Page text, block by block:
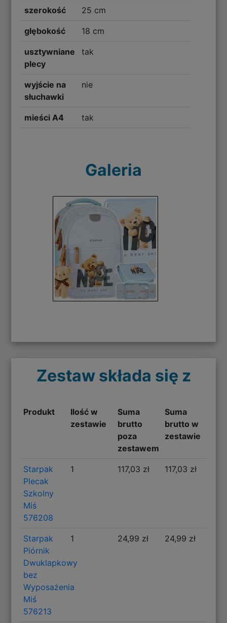
szerokość 25 cm
głębokość 18 cm
usztywniane
plecy
tak
wyjście na
słuchawki
nie
mieści A4 tak
Galeria
Zestaw składa się z
Produkt
Ilość w
zestawie
Suma
brutto
poza
zestawem
Suma
brutto w
zestawie
Starpak
Plecak
Szkolny
Miś
576208
1 117,03 zł 117,03 zł
Starpak
Piórnik
Dwuklapkowy
bez
Wyposażenia
Miś
576213
1 24,99 zł 24,99 zł